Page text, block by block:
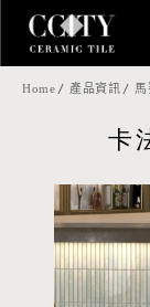
Home 產品資訊 馬
卡